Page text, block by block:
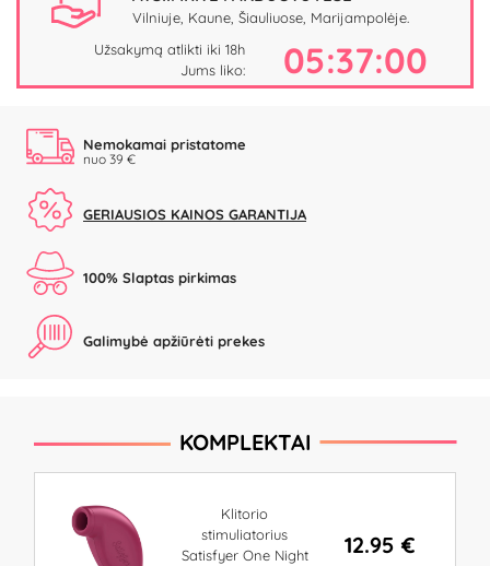
Vilniuje, Kaune, Šiauliuose, Marijampolėje.
Užsakymą atlikti iki 18h
Jums liko:
05:37:00
Nemokamai pristatome
nuo 39 €
GERIAUSIOS KAINOS GARANTIJA
100% Slaptas pirkimas
Galimybė apžiūrėti prekes
KOMPLEKTAI
Klitorio
stimuliatorius
Satisfyer One Night
12.95 €